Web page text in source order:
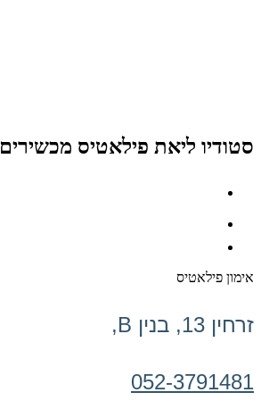
סטודיו ליאת פילאטיס מכשירים
אימון פילאטיס
זרחין 13, בנין B,
052-3791481